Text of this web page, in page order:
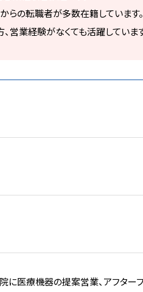
らの転職者が多数在籍しています
営業経験がなくても活躍していま
に医療機器の提案営業、アフター